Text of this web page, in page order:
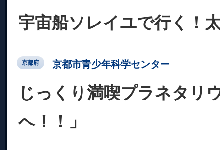
宇宙船ソレイユで行く！
京都府 京都市青少年科学センター
じっくり満喫プラネタリ
へ！！」